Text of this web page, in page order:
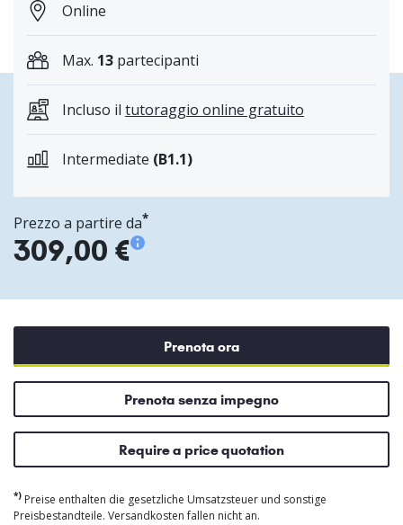
Online
Max. 13 partecipanti
Incluso il tutoraggio online gratuito
Intermediate (B1.1)
Prezzo a partire da*
309,00 €
Prenota ora
Prenota senza impegno
Require a price quotation
*) Preise enthalten die gesetzliche Umsatzsteuer und sonstige
Preisbestandteile. Versandkosten fallen nicht an.